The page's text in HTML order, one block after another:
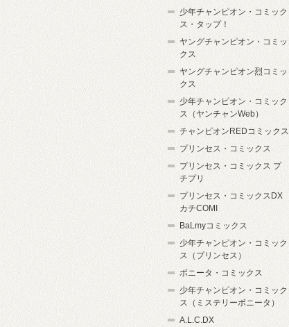
少年チャンピオン・コミック
ス・タップ！
ヤングチャンピオン・コミッ
クス
ヤングチャンピオン烈コミッ
クス
少年チャンピオン・コミック
ス（ヤンチャンWeb）
チャンピオンREDコミックス
プリンセス・コミックス
プリンセス・コミックス プ
チプリ
プリンセス・コミックスDX
カチCOMI
BaLmyコミックス
少年チャンピオン・コミック
ス（プリンセス）
ボニータ・コミックス
少年チャンピオン・コミック
ス（ミステリーボニータ）
A.L.C.DX